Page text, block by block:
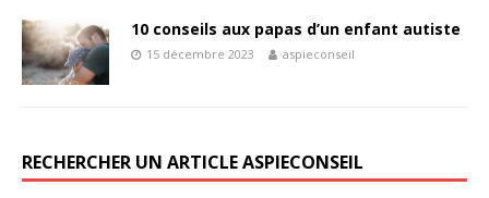
10 conseils aux papas d’un enfant autiste
15 décembre 2023 aspieconseil
RECHERCHER UN ARTICLE ASPIECONSEIL